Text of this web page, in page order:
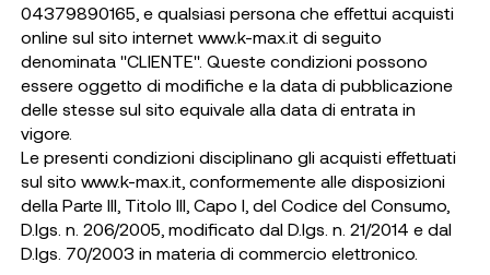
04379890165, e qualsiasi persona che effettui acquisti
online sul sito internet www.k-max.it di seguito
denominata ''CLIENTE''. Queste condizioni possono
essere oggetto di modifiche e la data di pubblicazione
delle stesse sul sito equivale alla data di entrata in
vigore.
Le presenti condizioni disciplinano gli acquisti effettuati
sul sito www.k-max.it, conformemente alle disposizioni
della Parte III, Titolo III, Capo I, del Codice del Consumo,
D.lgs. n. 206/2005, modificato dal D.lgs. n. 21/2014 e dal
D.lgs. 70/2003 in materia di commercio elettronico.